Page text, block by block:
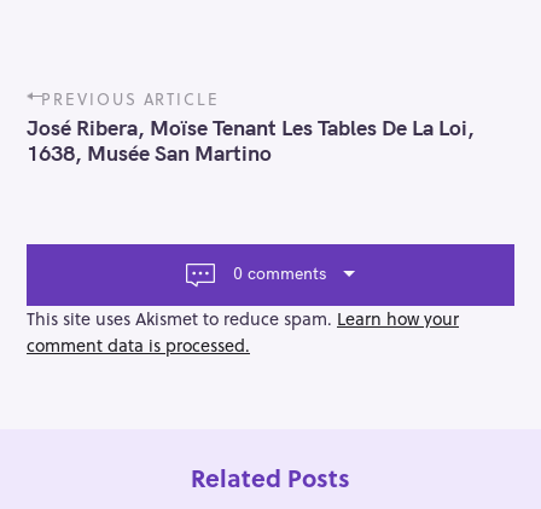
P
o
s
t
v
a
t
i
PREVIOUS ARTICLE
José Ribera, Moïse Tenant Les Tables De La Loi,
1638, Musée San Martino
0 comments
This site uses Akismet to reduce spam. Learn how your
comment data is processed.
Related Posts